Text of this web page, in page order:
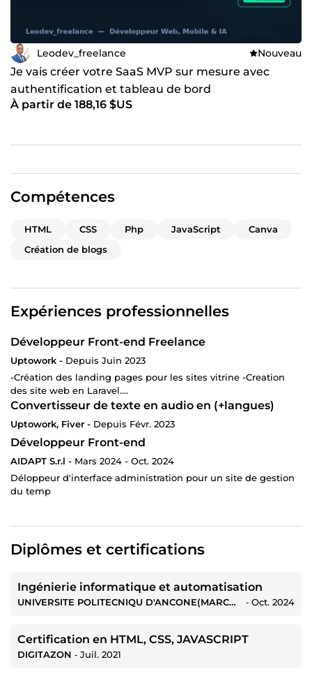
Leodev_freelance Nouveau
Je vais créer votre SaaS MVP sur mesure avec
authentification et tableau de bord
À partir de 188,16 $US
Compétences
HTML CSS Php JavaScript
Canva
Création de blogs
Expériences professionnelles
Développeur Front-end Freelance
Uptowork - Depuis Juin 2023
-Création des landing pages pour les sites vitrine -Creation
des site web en Laravel....
Convertisseur de texte en audio en (+langues)
Uptowork, Fiver - Depuis Févr. 2023
Développeur Front-end
AIDAPT S.r.l - Mars 2024 - Oct. 2024
Déloppeur d'interface administration pour un site de gestion
du temp
Diplômes et certifications
Ingénierie informatique et automatisation
UNIVERSITE POLITECNIQU D'ANCONE(MARCHE) ‐ Oct. 2024
Certification en HTML, CSS, JAVASCRIPT
DIGITAZON ‐ Juil. 2021